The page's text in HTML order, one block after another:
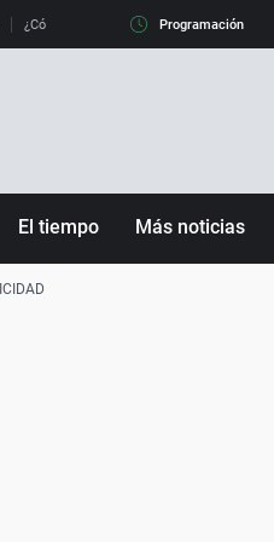
¿Cómo es llegar a Italia con controles
Programación
El tiempo Más noticias